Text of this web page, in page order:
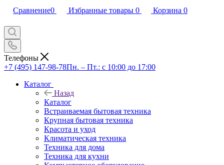
Сравнение0 Избранные товары 0 Корзина 0
Телефоны
+7 (495) 147-98-78Пн. – Пт.: с 10:00 до 17:00
Каталог
Назад
Каталог
Встраиваемая бытовая техника
Крупная бытовая техника
Красота и уход
Климатическая техника
Техника для дома
Техника для кухни